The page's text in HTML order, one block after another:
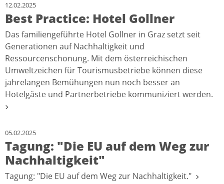
12.02.2025
Best Practice: Hotel Gollner
Das familiengeführte Hotel Gollner in Graz setzt seit
Generationen auf Nachhaltigkeit und
Ressourcenschonung. Mit dem österreichischen
Umweltzeichen für Tourismusbetriebe können diese
jahrelangen Bemühungen nun noch besser an
Hotelgäste und Partnerbetriebe kommuniziert werden.
05.02.2025
Tagung: "Die EU auf dem Weg zur
Nachhaltigkeit"
Tagung: "Die EU auf dem Weg zur Nachhaltigkeit."